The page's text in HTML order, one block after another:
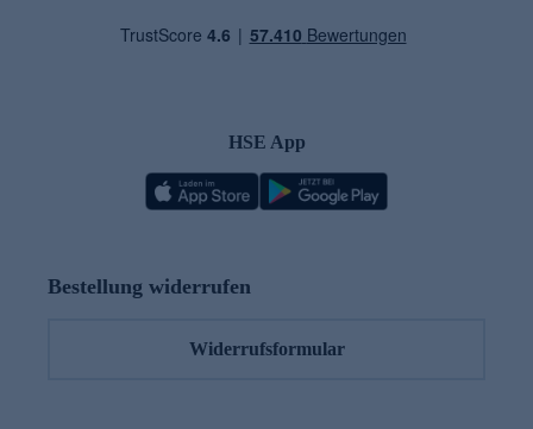
HSE App
Bestellung widerrufen
Widerrufsformular